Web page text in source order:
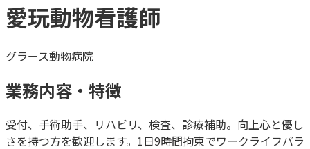
愛玩動物看護師
グラース動物病院
業務内容・特徴
受付、手術助手、リハビリ、検査、診療補助。向上心と優し
さを持つ方を歓迎します。1日9時間拘束でワークライフバラ